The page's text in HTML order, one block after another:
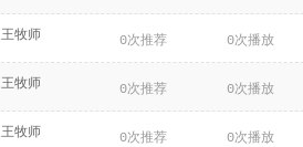
王牧师 0次推荐 0次播放
王牧师 0次推荐 0次播放
王牧师 0次推荐 0次播放